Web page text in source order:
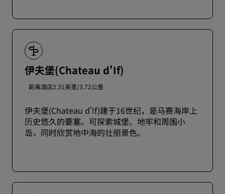
伊夫堡(Chateau d'If)
距离酒店2.31英里/3.72公里
伊夫堡(Chateau d'If)建于16世纪，是马赛海岸上
历史悠久的要塞。可探索城堡、地牢和周围小
岛，同时欣赏地中海的壮丽景色。